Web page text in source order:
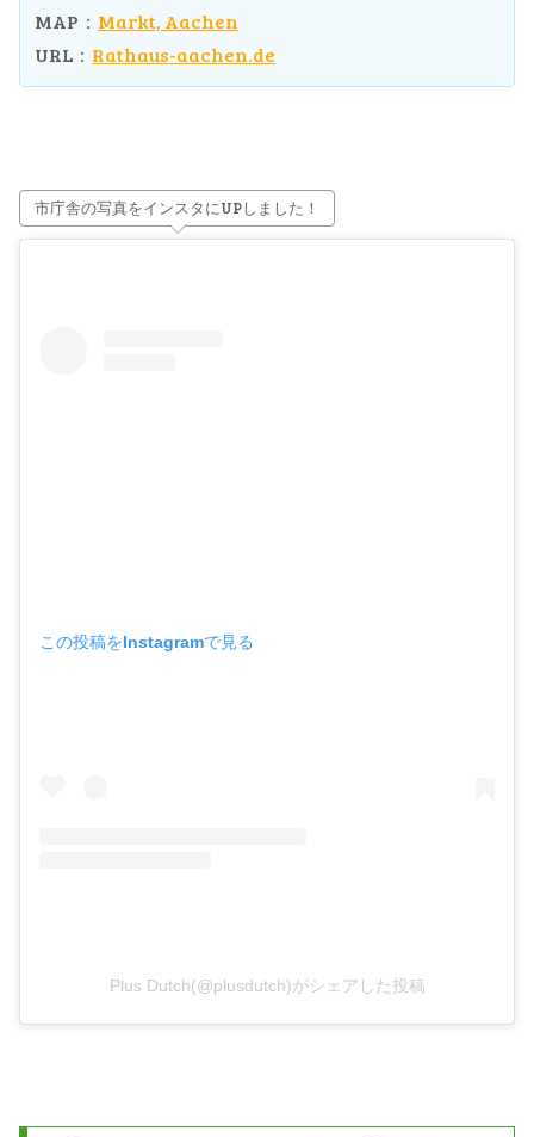
MAP： Markt, Aachen
URL： Rathaus-aachen.de
市庁舎の写真をインスタにUPしました！
この投稿をInstagramで見る
Plus Dutch(@plusdutch)がシェアした投稿